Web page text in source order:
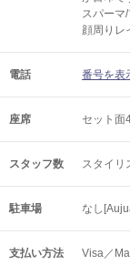
スパーマ
顔周りレ
電話 番号を表
座席 セット面
スタッフ数 スタイリ
駐車場 なし
支払い方法 Visa／